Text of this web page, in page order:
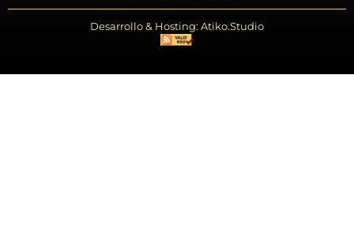
Desarrollo & Hosting: Atiko.Studio